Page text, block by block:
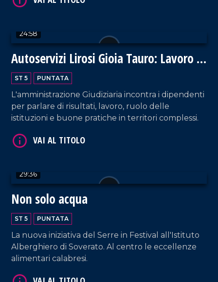
24:58
Autoservizi Lirosi Gioia Tauro: Lavoro e
legalità
ST 5 PUNTATA
L'amministrazione Giudiziaria incontra i dipendenti
per parlare di risultati, lavoro, ruolo delle
istituzioni e buone pratiche in territori complessi.
29:36
Non solo acqua
ST 5 PUNTATA
La nuova iniziativa del Serre in Festival all'Istituto
Alberghiero di Soverato. Al centro le eccellenze
alimentari calabresi.
VAI AL TITOLO